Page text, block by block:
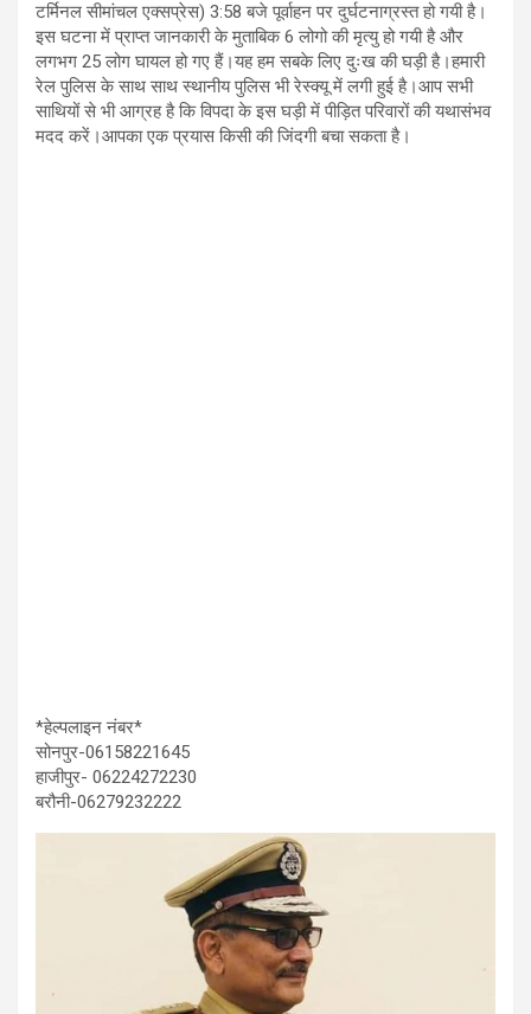
टर्मिनल सीमांचल एक्सप्रेस) 3:58 बजे पूर्वाहन पर दुर्घटनाग्रस्त हो गयी है।
इस घटना में प्राप्त जानकारी के मुताबिक 6 लोगो की मृत्यु हो गयी है और
लगभग 25 लोग घायल हो गए हैं।यह हम सबके लिए दुःख की घड़ी है।हमारी
रेल पुलिस के साथ साथ स्थानीय पुलिस भी रेस्क्यू में लगी हुई है।आप सभी
साथियों से भी आग्रह है कि विपदा के इस घड़ी में पीड़ित परिवारों की यथासंभव
मदद करें।आपका एक प्रयास किसी की जिंदगी बचा सकता है।
*हेल्पलाइन नंबर*
सोनपुर-06158221645
हाजीपुर- 06224272230
बरौनी-06279232222